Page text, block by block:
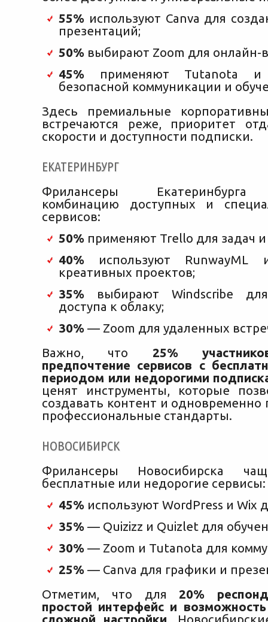
55% используют Canva для
презентаций;
50% выбирают Zoom для онлайн-
45% применяют Tutanota
безопасной коммуникации и
Здесь премиальные
встречаются реже, приоритет
скорости и доступности подписки.
ЕКАТЕРИНБУРГ
Фрилансеры Екатеринбурга
комбинацию доступных и
сервисов:
50% применяют Trello для задач
40% используют RunwayML
креативных проектов;
35% выбирают Windscribe для
доступа к облаку;
30% — Zoom для удаленных
Важно, что 25%
предпочтение сервисов с
периодом или недорогими
ценят инструменты, которые
создавать контент и
профессиональные стандарты.
НОВОСИБИРСК
Фрилансеры Новосибирска
бесплатные или недорогие сервисы:
45% используют WordPress и Wix
35% — Quizizz и Quizlet для
30% — Zoom и Tutanota для
25% — Canva для графики и
Отметим, что для 20%
простой интерфейс и